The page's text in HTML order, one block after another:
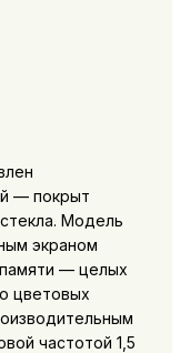
— покрыт
Модель
экраном
— целых
цветовых
частотой 1,5